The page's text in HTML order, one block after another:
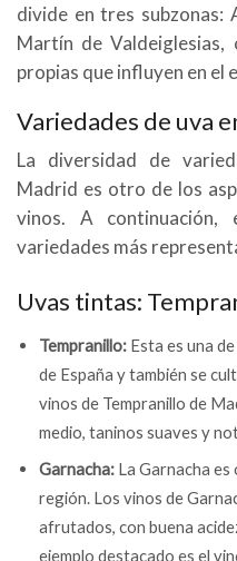
divide en tres subzonas:
Martín de Valdeiglesias,
propias que influyen en el
Variedades de uva
La diversidad de
Madrid es otro de los
vinos. A continuación,
variedades más
Uvas tintas:
Tempranillo: Esta es una
de España y también se
vinos de Tempranillo de
medio, taninos suaves y
Garnacha: La Garnacha
región. Los vinos de
afrutados, con buena
ejemplo destacado es el